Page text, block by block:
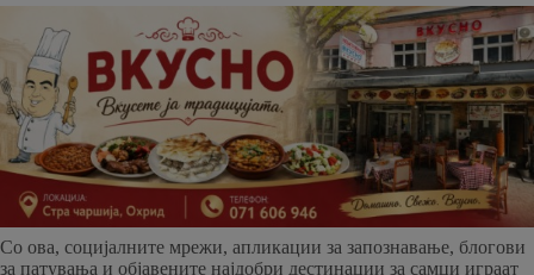
Со ова, социјалните мрежи, апликации за запознавање, блогови
за патувања и објавените најдобри дестинации за самци играат